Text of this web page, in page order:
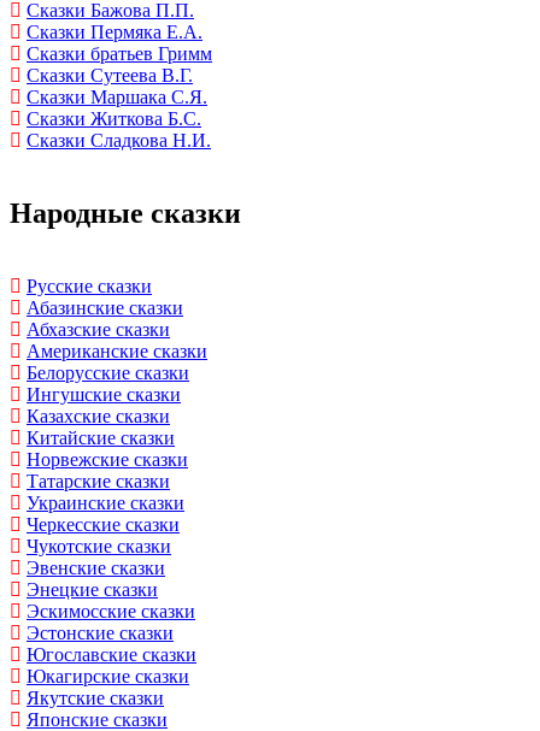
Сказки Бажова П.П.
Сказки Пермяка Е.А.
Сказки братьев Гримм
Сказки Сутеева В.Г.
Сказки Маршака С.Я.
Сказки Житкова Б.С.
Сказки Сладкова Н.И.
Народные сказки
Русские сказки
Абазинские сказки
Абхазские сказки
Американские сказки
Белорусские сказки
Ингушские сказки
Казахские сказки
Китайские сказки
Норвежские сказки
Татарские сказки
Украинские сказки
Черкесские сказки
Чукотские сказки
Эвенские сказки
Энецкие сказки
Эскимосские сказки
Эстонские сказки
Югославские сказки
Юкагирские сказки
Якутские сказки
Японские сказки